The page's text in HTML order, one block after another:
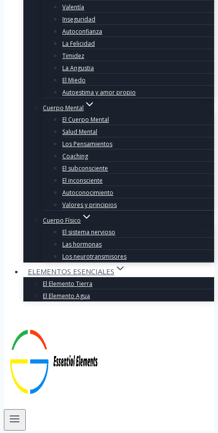
Valentía
Inseguridad
Autoconfianza
La Felicidad
Timidez
La Angustia
El Miedo
Autoestima y amor propio
Cuerpo Mental
El Cuerpo Mental
Salud Mental
Los Pensamientos
Coaching
El subconsciente
El inconsciente
Autoconocimiento
Valores y principios
Cuerpo Físico
El sistema nervioso
Las hormonas
Los neurotransmisores
ELEMENTOS ESENCIALES
El Elemento Tierra
El Elemento Agua